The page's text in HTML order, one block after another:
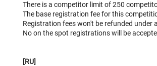
There is a competitor limit of 250
The base registration fee for this
Registration fees won't be refunded under
No on the spot registrations will be
[RU]